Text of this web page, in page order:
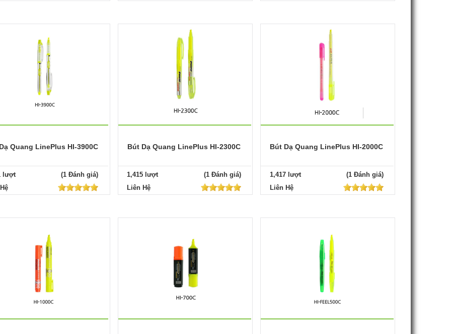
Quang LinePlus HI-3900C
lượt
(1 Đánh giá)
Bút Dạ Quang LinePlus HI-2300C
1,415 lượt
(1 Đánh giá)
Liên Hệ
Bút Dạ Quang LinePlus HI-2000C
1,417 lượt
(1 Đánh giá)
Liên Hệ